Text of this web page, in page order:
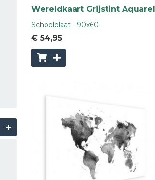
Wereldkaart Grijstint Aquarel
Schoolplaat - 90x60
€ 54,95